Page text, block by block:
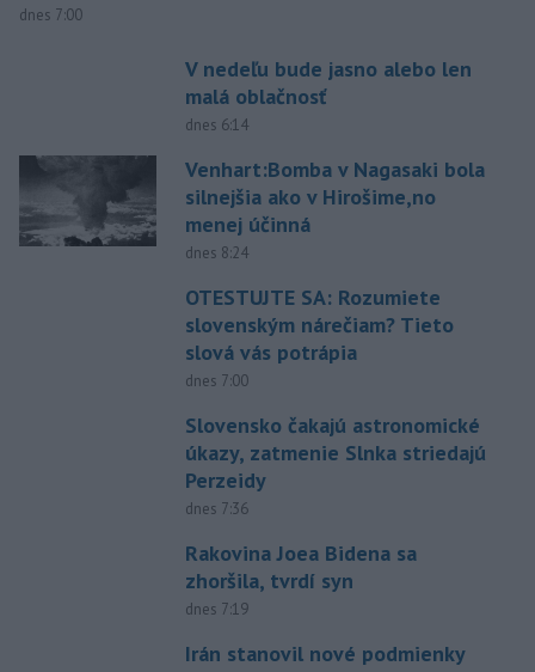
dnes 7:00
V nedeľu bude jasno alebo len
malá oblačnosť
dnes 6:14
Venhart:Bomba v Nagasaki bola
silnejšia ako v Hirošime,no
menej účinná
dnes 8:24
OTESTUJTE SA: Rozumiete
slovenským nárečiam? Tieto
slová vás potrápia
dnes 7:00
Slovensko čakajú astronomické
úkazy, zatmenie Slnka striedajú
Perzeidy
dnes 7:36
Rakovina Joea Bidena sa
zhoršila, tvrdí syn
dnes 7:19
Irán stanovil nové podmienky